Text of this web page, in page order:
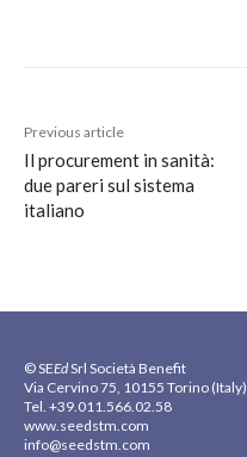
Previous article
Il procurement in sanità:
due pareri sul sistema
italiano
© SEEdSrl Società Benefit
Via Cervino 75, 10155 Torino (Italy)
Tel. +39.011.566.02.58
www.seedstm.com
info@seedstm.com